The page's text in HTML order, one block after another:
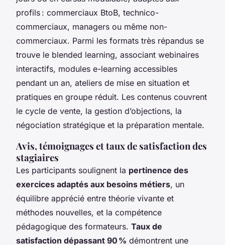
profils : commerciaux BtoB, technico-
commerciaux, managers ou même non-
commerciaux. Parmi les formats très répandus se
trouve le blended learning, associant webinaires
interactifs, modules e-learning accessibles
pendant un an, ateliers de mise en situation et
pratiques en groupe réduit. Les contenus couvrent
le cycle de vente, la gestion d’objections, la
négociation stratégique et la préparation mentale.
Avis, témoignages et taux de satisfaction des
stagiaires
Les participants soulignent la pertinence des
exercices adaptés aux besoins métiers, un
équilibre apprécié entre théorie vivante et
méthodes nouvelles, et la compétence
pédagogique des formateurs. Taux de
satisfaction dépassant 90 % démontrent une